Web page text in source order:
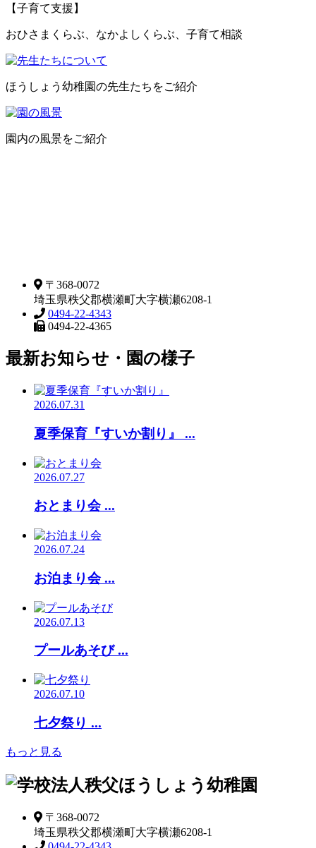
【子育て支援】
おひさまくらぶ、なかよしくらぶ、子育て相談
ほうしょう幼稚園の先生たちをご紹介
園内の風景をご紹介
〒368-0072
埼玉県秩父郡横瀬町大字横瀬6208-1
0494-22-4343
0494-22-4365
最新お知らせ・園の様子
2026.07.31
夏季保育『すいか割り』 ...
2026.07.27
おとまり会 ...
2026.07.24
お泊まり会 ...
2026.07.13
プールあそび ...
2026.07.10
七夕祭り ...
もっと見る
〒368-0072
埼玉県秩父郡横瀬町大字横瀬6208-1